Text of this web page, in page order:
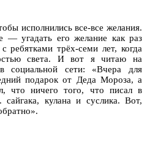
исполнились все-все желания.
— угадать его желание как раз
ребятками трёх-семи лет, когда
света. И вот я читаю на
социальной сети: «Вчера для
подарок от Деда Мороза, а
что ничего того, что писал в
кулана и суслика. Вот,